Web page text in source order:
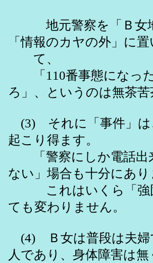
地元警察を「Ｂ女地
「情報のカヤの外」に
て、
「110番事態になった
ろ」、というのは無茶
(3) それに「事件」は
起こり得ます。
「警察にしか電話出
ない」場合も十分にあり
これはいくら「強固
ても変わりません。
(4) Ｂ女は普段は夫婦
人であり、身体障害は無